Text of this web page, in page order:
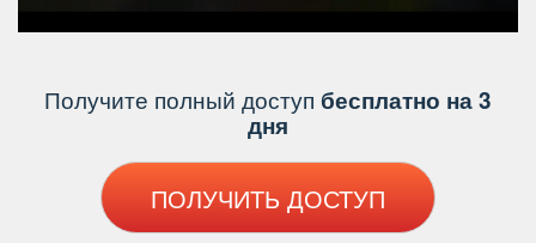
Получите полный доступ есплатно на 3
дня
ПОЛУЧИТЬ ДОСТУП